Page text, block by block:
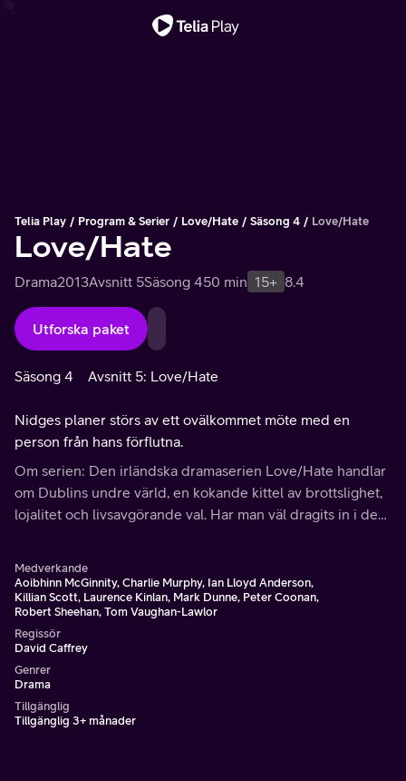
Telia Play Program & Serier Love/Hate Säsong 4 Love/Hate
Love/Hate
Drama2013Avsnitt 5Säsong 450 min 15+ 8.4
Utforska paket
Säsong 4 Avsnitt 5: Love/Hate
Nidges planer störs av ett ovälkommet möte med en
person från hans förflutna.
Om serien: Den irländska dramaserien Love/Hate handlar
om Dublins undre värld, en kokande kittel av brottslighet,
lojalitet och livsavgörande val. Har man väl dragits in i den
Medverkande
Aoibhinn McGinnity, Charlie Murphy, Ian Lloyd Anderson,
Killian Scott, Laurence Kinlan, Mark Dunne, Peter Coonan,
Robert Sheehan, Tom Vaughan-Lawlor
Regissör
David Caffrey
Genrer
Drama
Tillgänglig
Tillgänglig 3+ månader